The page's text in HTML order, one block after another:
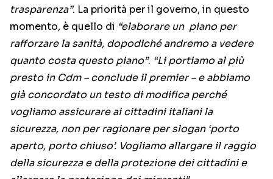
trasparenza”. La priorità per il governo, in questo
momento, è quello di “elaborare un piano per
rafforzare la sanità, dopodiché andremo a vedere
quanto costa questo piano”. “Li portiamo al più
presto in Cdm – conclude il premier – e abbiamo
già concordato un testo di modifica perché
vogliamo assicurare ai cittadini italiani la
sicurezza, non per ragionare per slogan ‘porto
aperto, porto chiuso’. Vogliamo allargare il raggio
della sicurezza e della protezione dei cittadini e